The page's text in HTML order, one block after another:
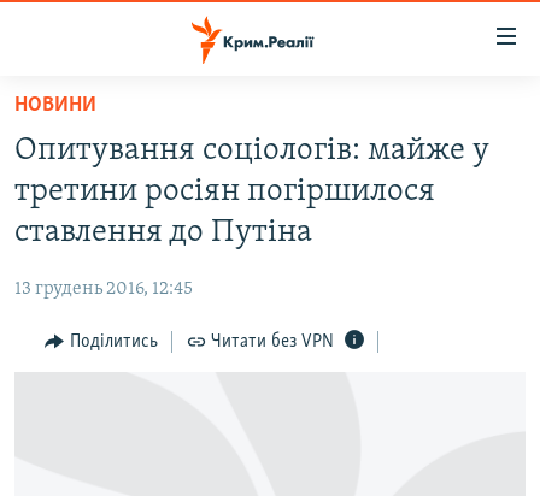
Перейти
основного
матеріалу
Перейти
до
основної
навігації
Перейти
до
ВОДА.КРИМ
ВІДЕО ТА ФОТО
БЛОГИ
ПОГЛЯД
НОВИНИ
Опитування соціологів: майже у
третини росіян погіршилося
ставлення до Путіна
13 грудень 2016, 12:45
Поділитись Читати без VPN